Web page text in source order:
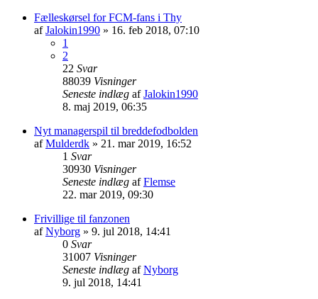
Fælleskørsel for FCM-fans i Thy
afJalokin1990 » 16. feb 2018, 07:10
1
2
22 Svar
88039 Visninger
Seneste indlæg afJalokin1990
8. maj 2019, 06:35
Nyt managerspil til breddefodbolden
afMulderdk » 21. mar 2019, 16:52
1 Svar
30930 Visninger
Seneste indlæg afFlemse
22. mar 2019, 09:30
Frivillige til fanzonen
afNyborg » 9. jul 2018, 14:41
0 Svar
31007 Visninger
Seneste indlæg afNyborg
9. jul 2018, 14:41